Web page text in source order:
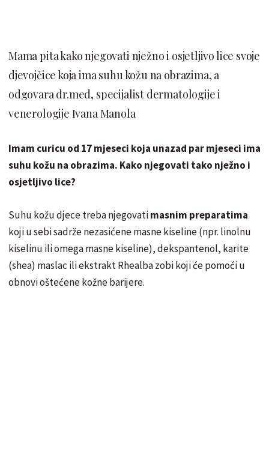
Mama pita kako njegovati nježno i osjetljivo lice svoje
djevojčice koja ima suhu kožu na obrazima, a
odgovara dr.med, specijalist dermatologije i
venerologije Ivana Manola
Imam curicu od 17 mjeseci koja unazad par mjeseci ima
suhu kožu na obrazima. Kako njegovati tako nježno i
osjetljivo lice?
Suhu kožu djece treba njegovatimasnim preparatima
koji u sebi sadrže nezasićene masne kiseline (npr. linolnu
kiselinu ili omega masne kiseline), dekspantenol, karite
(shea) maslac ili ekstrakt Rhealba zobi koji će pomoći u
obnovi oštećene kožne barijere.